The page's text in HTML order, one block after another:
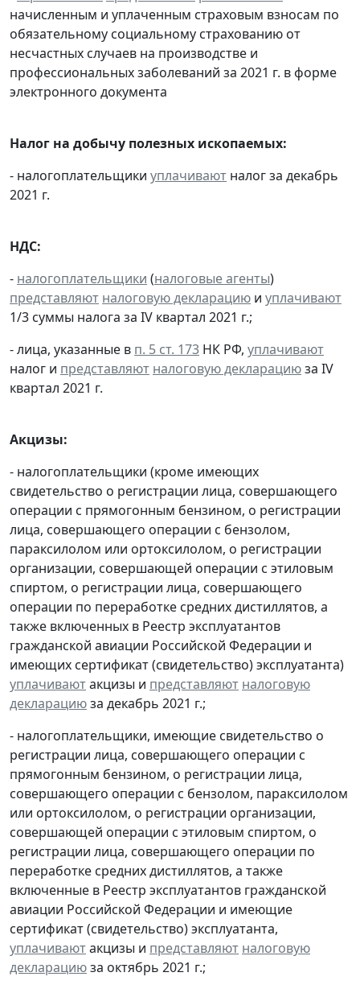
начисленным и уплаченным страховым взносам по
обязательному социальному страхованию от
несчастных случаев на производстве и
профессиональных заболеваний за 2021 г. в форме
электронного документа
Налог на добычу полезных ископаемых:
- налогоплательщики уплачивают налог за декабрь
2021 г.
НДС:
- налогоплательщики (налоговые агенты)
представляют налоговую декларацию и уплачивают
1/3 суммы налога за IV квартал 2021 г.;
- лица, указанные в п. 5 ст. 173 НК РФ, уплачивают
налог и представляют налоговую декларациюза IV
квартал 2021 г.
Акцизы:
- налогоплательщики (кроме имеющих
свидетельство о регистрации лица, совершающего
операции с прямогонным бензином, о регистрации
лица, совершающего операции с бензолом,
параксилолом или ортоксилолом, о регистрации
организации, совершающей операции с этиловым
спиртом, о регистрации лица, совершающего
операции по переработке средних дистиллятов, а
также включенных в Реестр эксплуатантов
гражданской авиации Российской Федерации и
имеющих сертификат (свидетельство) эксплуатанта)
уплачиваютакцизы и представляют налоговую
декларациюза декабрь 2021 г.;
- налогоплательщики, имеющие свидетельство о
регистрации лица, совершающего операции с
прямогонным бензином, о регистрации лица,
совершающего операции с бензолом, параксилолом
или ортоксилолом, о регистрации организации,
совершающей операции с этиловым спиртом, о
регистрации лица, совершающего операции по
переработке средних дистиллятов, а также
включенные в Реестр эксплуатантов гражданской
авиации Российской Федерации и имеющие
сертификат (свидетельство) эксплуатанта,
уплачиваютакцизы и представляют налоговую
декларациюза октябрь 2021 г.;